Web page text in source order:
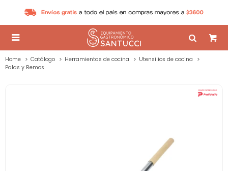

Home Catálogo Herramientas de cocina
Utensilios de cocina
Palas y Remos